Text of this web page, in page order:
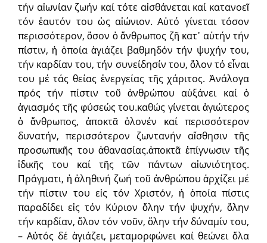
τήν αἰωνίαν ζωήν καί τότε αἰσθάνεται καί κατανοεῖ
τόν ἑαυτόν του ὡς αἰώνιον. Αὐτό γίνεται τόσον
περισσότερον, ὅσον ὁ ἄνθρωπος ζῆ κατ᾽ αὐτήν τήν
πίστιν, ἡ ὁποία ἁγιάζει βαθμηδόν τήν ψυχήν του,
τήν καρδίαν του, τήν συνείδησίν του, ὅλον τό εἶναι
του μέ τάς θείας ἐνεργείας τῆς χάριτος. Ἀνάλογα
πρός τήν πίστιν τοῦ ἀνθρώπου αὐξάνει καί ὁ
ἁγιασμός τῆς φύσεώς του.καθώς γίνεται ἁγιώτερος
ὁ ἄνθρωπος, ἀποκτᾶ ὁλονέν καί περισσότερον
δυνατήν, περισσότερον ζωντανήν αἴσθησιν τῆς
προσωπικῆς του ἀθανασίας.ἀποκτᾶ ἐπίγνωσιν τῆς
ἰδικῆς του καί τῆς τῶν πάντων αἰωνιότητος.
Πράγματι, ἡ ἀληθινή ζωή τοῦ ἀνθρώπου ἀρχίζει μέ
τήν πίστιν του εἰς τόν Χριστόν, ἡ ὁποία πίστις
παραδίδει εἰς τόν Κύριον ὅλην τήν ψυχήν, ὅλην
τήν καρδίαν, ὅλον τόν νοῦν, ὅλην τήν δύναμίν του,
– Αὐτός δέ ἁγιάζει, μεταμορφώνει καί θεώνει ὅλα